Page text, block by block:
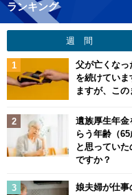
ランキング
週 間
父が亡くなっ
を続けてい
ますが、こ
遺族厚生年金
らう年齢（
と思ってい
ですか？
娘夫婦が仕事